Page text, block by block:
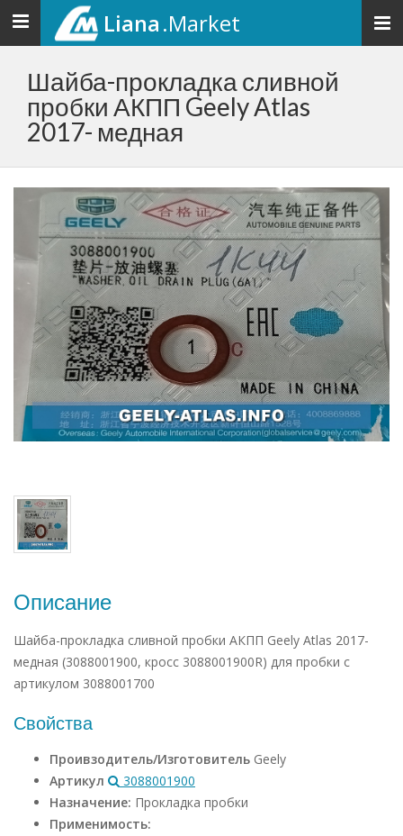
Toggle
navigation
Liana.Market
Шайба-прокладка сливной
пробки АКПП Geely Atlas
2017- медная
Описание
Шайба-прокладка сливной пробки АКПП Geely Atlas 2017-
медная (3088001900, кросс 3088001900R) для пробки с
артикулом 3088001700
Свойства
Проивзодитель/Изготовитель Geely
Артикул
3088001900
Назначение: Прокладка пробки
Применимость: